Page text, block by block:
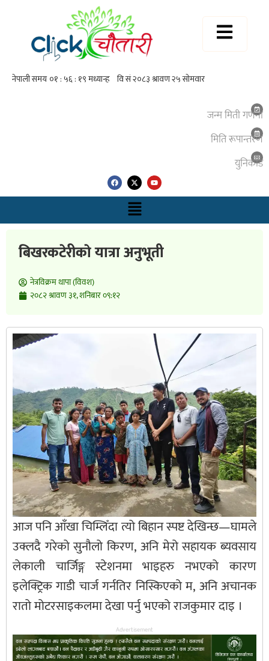
जन्म मिती गणना
मिति रूपान्तरण
युनिकाेड
बिखरकटेरीकाे यात्रा अनुभूती
नेत्रविक्रम थापा (विवश)
२०८२ श्रावण ३१, शनिबार ०९:१२
आज पनि आँखा चिम्लिँदा त्यो बिहान स्पष्ट देखिन्छ—घामले
उक्लदै गरेको सुनौलो किरण, अनि मेरो सहायक ब्यवसाय
लेकाली चार्जिङ्ग स्टेशनमा भाइहरु नभएको कारण
इलेक्ट्रिक गाडी चार्ज गर्नतिर निस्किएको म, अनि अचानक
रातो मोटरसाइकलमा देखा पर्नु भएको राजकुमार दाइ ।
Advertisement